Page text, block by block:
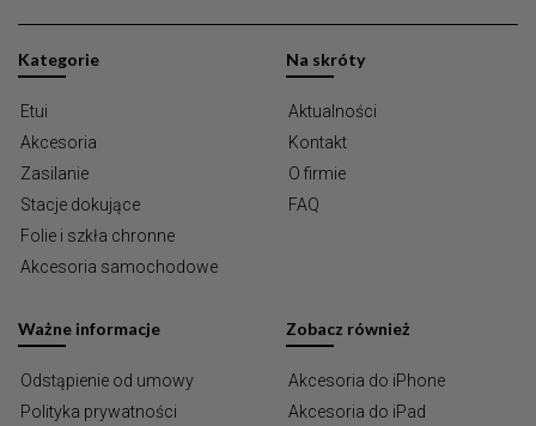
Kategorie
Etui
Akcesoria
Zasilanie
Stacje dokujące
Folie i szkła chronne
Akcesoria samochodowe
Na skróty
Aktualności
Kontakt
O firmie
FAQ
Ważne informacje
Odstąpienie od umowy
Polityka prywatności
Zobacz również
Akcesoria do iPhone
Akcesoria do iPad